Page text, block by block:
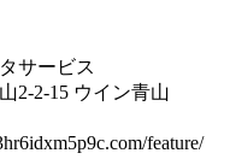
サービス
2-2-15 ウイン青山
feature/